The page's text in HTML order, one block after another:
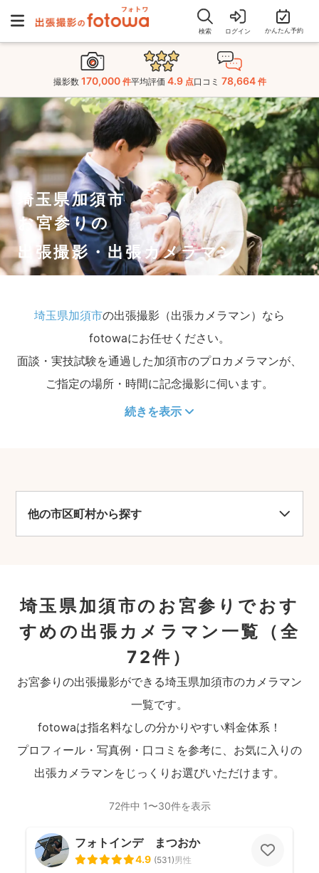
検索 ログイン かんたん予約
撮影数 170,000 件平均評価 4.9 点口コミ 78,664 件
埼玉県加須市
お宮参りの
出張撮影・出張カメラマン
埼玉県加須市の出張撮影（出張カメラマン）なら
fotowaにお任せください。
面談・実技試験を通過した加須市のプロカメラマンが、
ご指定の場所・時間に記念撮影に伺います。
続きを表示
他の市区町村から探す
埼玉県加須市のお宮参りでおす
すめの出張カメラマン一覧
（全
72件）
お宮参りの出張撮影ができる埼玉県加須市のカメラマン
一覧です。
fotowaは指名料なしの分かりやすい料金体系！
プロフィール・写真例・口コミを参考に、お気に入りの
出張カメラマンをじっくりお選びいただけます。
72件中 1〜30件を表示
フォトインデ まつおか
4.9 (531)男性